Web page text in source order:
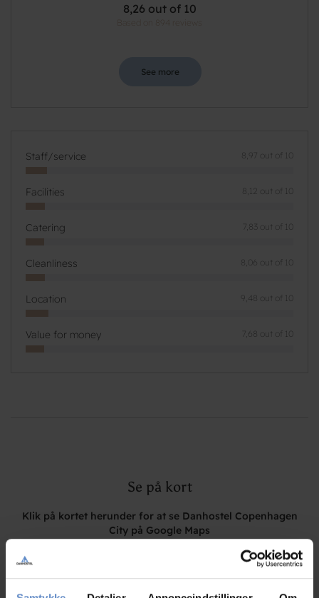
8,26 out of 10
Based on 894 reviews
See more
Staff/service 8,97 out of 10
Facilities 8,12 out of 10
Catering 7,83 out of 10
Cleanliness 8,06 out of 10
Location 9,48 out of 10
Value for money 7,68 out of 10
Se på kort
Klik på kortet herunder for at se Danhostel Copenhagen
City på Google Maps